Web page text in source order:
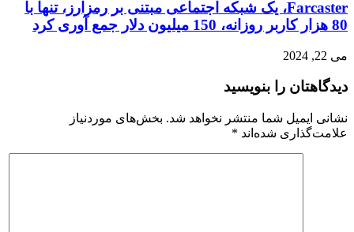
Farcaster، یک شبکه اجتماعی مبتنی بر رمزارز، تنها با
80 هزار کاربر روزانه، 150 میلیون دلار جمع آوری کرد
می 22, 2024
دیدگاهتان را بنویسید
نشانی ایمیل شما منتشر نخواهد شد. بخش‌های موردنیاز
علامت‌گذاری شده‌اند *